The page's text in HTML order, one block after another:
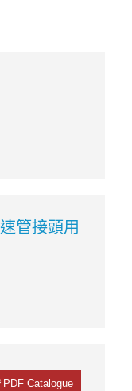
管接頭用
PDF Catalogue